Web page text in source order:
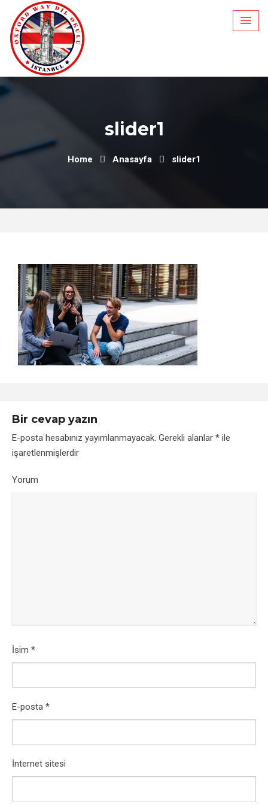
content
slider1
Home Anasayfa slider1
Bir cevap yazın
E-posta hesabınız yayımlanmayacak. Gerekli alanlar * ile
işaretlenmişlerdir
Yorum
İsim *
E-posta *
İnternet sitesi